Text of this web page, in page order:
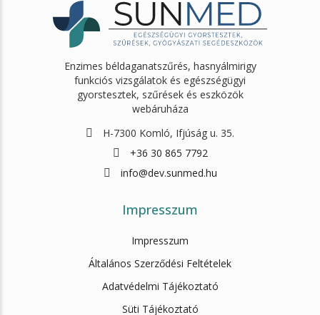
Enzimes béldaganatszűrés, hasnyálmirigy
funkciós vizsgálatok és egészségügyi
gyorstesztek, szűrések és eszközök
webáruháza
H-7300 Komló, Ifjúság u. 35.
+36 30 865 7792
info@dev.sunmed.hu
Impresszum
Impresszum
Általános Szerződési Feltételek
Adatvédelmi Tájékoztató
Süti Tájékoztató